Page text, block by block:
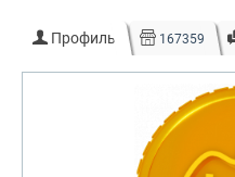
Профиль 167359